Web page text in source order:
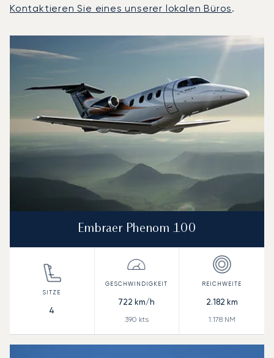
Kontaktieren Sie eines unserer lokalen Büros.
Flugzeugmodell
Geschwindigkeit (km/h)
Embraer Phenom 100
4
722 km/h
390 kts
2.182 km
1.178NM